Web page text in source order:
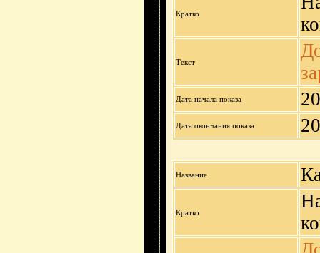
Кратко
Текст
Дата начала показа
Дата окончания показа
Название
Кратко